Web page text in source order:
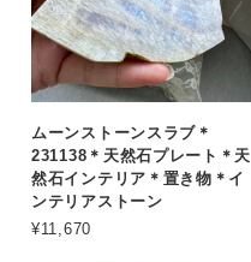
ムーンストーンスラブ＊
231138＊天然石プレート＊天
然石インテリア＊置き物＊イ
ンテリアストーン
¥11,670